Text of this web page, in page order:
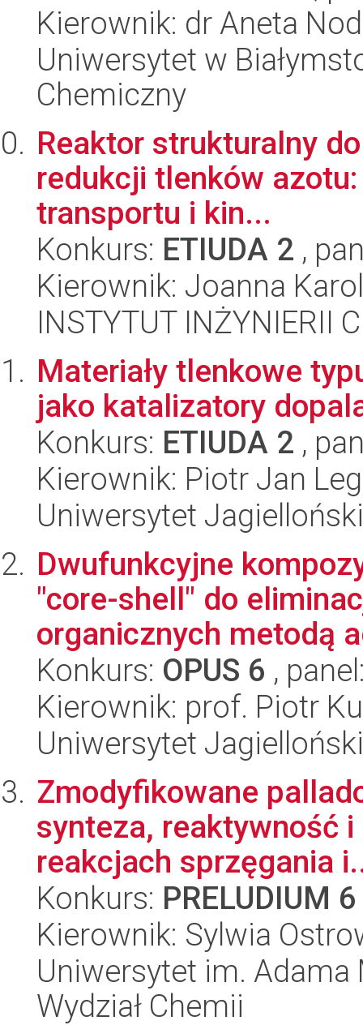
Kierownik: dr Aneta
Uniwersytet w
Chemiczny
Reaktor strukturalny
redukcji tlenków
transportu i kin...
Konkurs: ETIUDA 2 ,
Kierownik: Joanna
INSTYTUT INŻYNIERII
Materiały tlenkowe
jako katalizatory
Konkurs: ETIUDA 2 ,
Kierownik: Piotr Jan
Uniwersytet
Dwufunkcyjne
"core-shell" do
organicznych metodą
Konkurs: OPUS 6 ,
Kierownik: prof. Piotr
Uniwersytet
Zmodyfikowane
synteza, reaktywność
reakcjach sprzęgania
Konkurs: PRELUDIUM 6
Kierownik: Sylwia
Uniwersytet im.
Wydział Chemii